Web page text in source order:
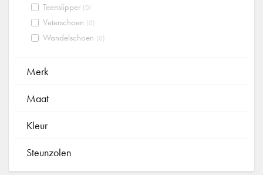
Teenslipper (0)
Veterschoen (0)
Wandelschoen (0)
Merk
Maat
Kleur
Steunzolen